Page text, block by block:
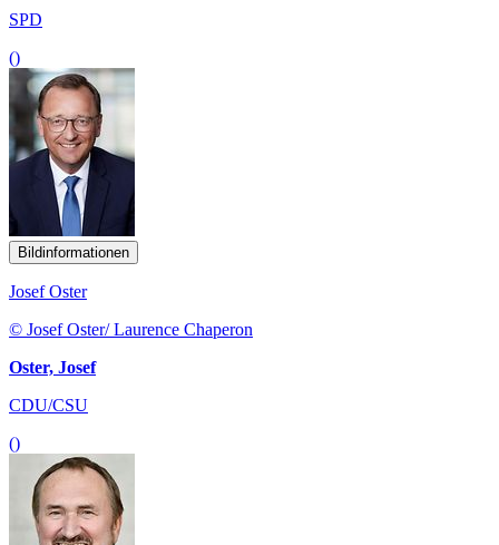
SPD
()
Bildinformationen
Josef Oster
© Josef Oster/ Laurence Chaperon
Oster, Josef
CDU/CSU
()